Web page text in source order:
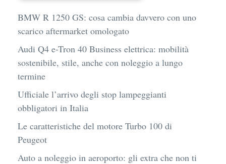
BMW R 1250 GS: cosa cambia davvero con uno
scarico aftermarket omologato
Audi Q4 e-Tron 40 Business elettrica: mobilità
sostenibile, stile, anche con noleggio a lungo
termine
Ufficiale l’arrivo degli stop lampeggianti
obbligatori in Italia
Le caratteristiche del motore Turbo 100 di
Peugeot
Auto a noleggio in aeroporto: gli extra che non ti